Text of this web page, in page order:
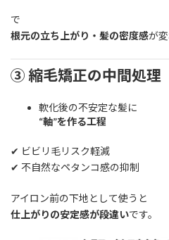
で
根元の立ち上がり・髪の密度感が変
③ 縮毛矯正の中間処理
軟化後の不安定な髪に
“軸”を作る工程
✔ ビビリ毛リスク軽減
✔ 不自然なペタンコ感の抑制
アイロン前の下地として使うと
仕上がりの安定感が段違いです。